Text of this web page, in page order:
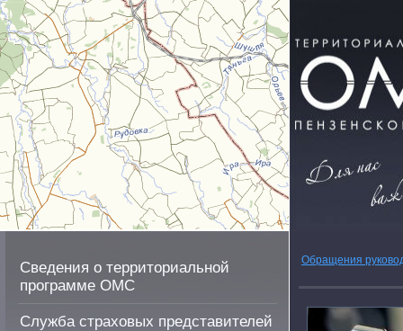
Сведения о территориальной
программе ОМС
Служба страховых представителей
Обращения